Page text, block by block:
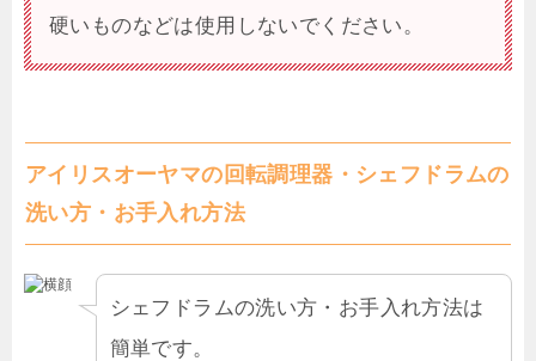
硬いものなどは使用しないでください。
アイリスオーヤマの回転調理器・シェフドラムの
洗い方・お手入れ方法
シェフドラムの洗い方・お手入れ方法は
簡単です。